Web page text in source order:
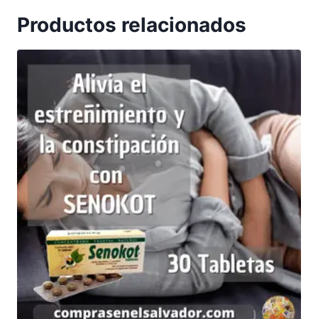
Productos relacionados